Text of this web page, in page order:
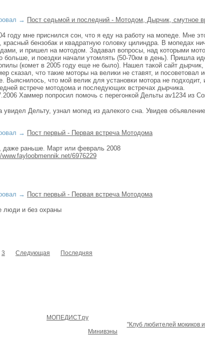
→ Пост седьмой и последний - Мотодом, Дырчик, смутное
году мне приснился сон, что я еду на работу на мопеде. Мне
красный бензобак и квадратную головку цилиндра. В мопедах
и пришел на мотодом. Задавал вопросы, над которыми
больше, и поездки начали утомлять (50-70км в день). Пришла
(комет в 2005 году еще не было). Нашел такой сайт
сказал, что такие моторы на велики не ставят, и
Выяснилось, что мой велик для установки мотора не
встрече мотодома и последующих встречах дырчика.
Хаммер попросил помочь с перегонкой Дельты av1234 из
увидел Дельту, узнал мопед из далекого сна. Увидев
→ Пост первый - Первая встреча Мотодома
даже раньше. Март или февраль 2008
www.fayloobmennik.net/6976229
→ Пост первый - Первая встреча Мотодома
люди и без охраны
3 Следующая Последняя
МОПЕДИСТ.ру
"Клуб любителей мокиков
Минивэны